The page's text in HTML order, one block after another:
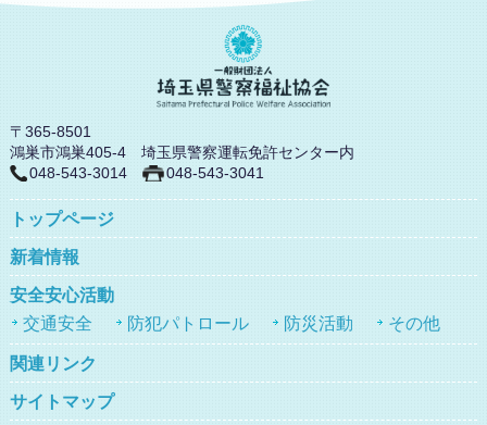
〒365-8501
鴻巣市鴻巣405-4 埼玉県警察運転免許センター内
048-543-3014
048-543-3041
トップページ
新着情報
安全安心活動
交通安全
防犯パトロール 防災活動 その他
関連リンク
サイトマップ